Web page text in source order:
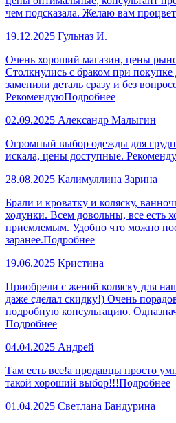
чем подсказала. Желаю вам
19.12.2025 Гульназ И.
Очень хороший магазин, цены
Столкнулись с браком при покупке
заменили деталь сразу и без
РекомендуюПодробнее
02.09.2025 Александр Малыгин
Огромный выбор одежды для
искала, цены доступные.
28.08.2025 Калимуллина Зарина
Брали и кроватку и коляску,
ходунки. Всем довольны, все есть
приемлемым. Удобно что можно
заранее.Подробнее
19.06.2025 Кристина
Приобрели с женой коляску для
даже сделал скидку!) Очень
подробную консультацию.
Подробнее
04.04.2025 Андрей
Там есть все!а продавцы просто
такой хороший выбор!!!Подробнее
01.04.2025 Светлана Бандурина